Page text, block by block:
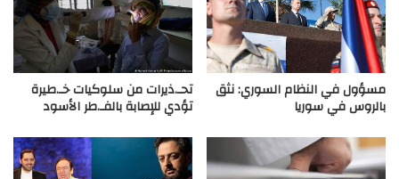
مسؤول في النظام السوري: نثق
بالروس في سوريا
تحـ.ذيرات من سلوكيات خـ.طيرة
تؤدي للإصابة بالفـ.طر الأسود